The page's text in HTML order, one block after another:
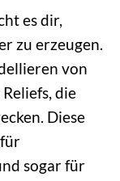
es dir,
zu erzeugen.
von
die
Diese
sogar für